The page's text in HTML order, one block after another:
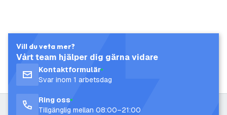
Vill du veta mer?
Vårt team hjälper dig gärna vidare
Kontaktformulär
Svar inom 1 arbetsdag
Ring oss
Tillgänglig mellan 08:00–21:00